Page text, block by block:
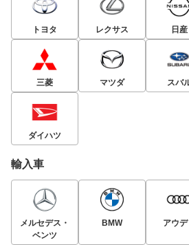
トヨタ レクサス 日産
三菱 マツダ スバ
ダイハツ
輸入車
メルセデス・
ベンツ
BMW アウデ